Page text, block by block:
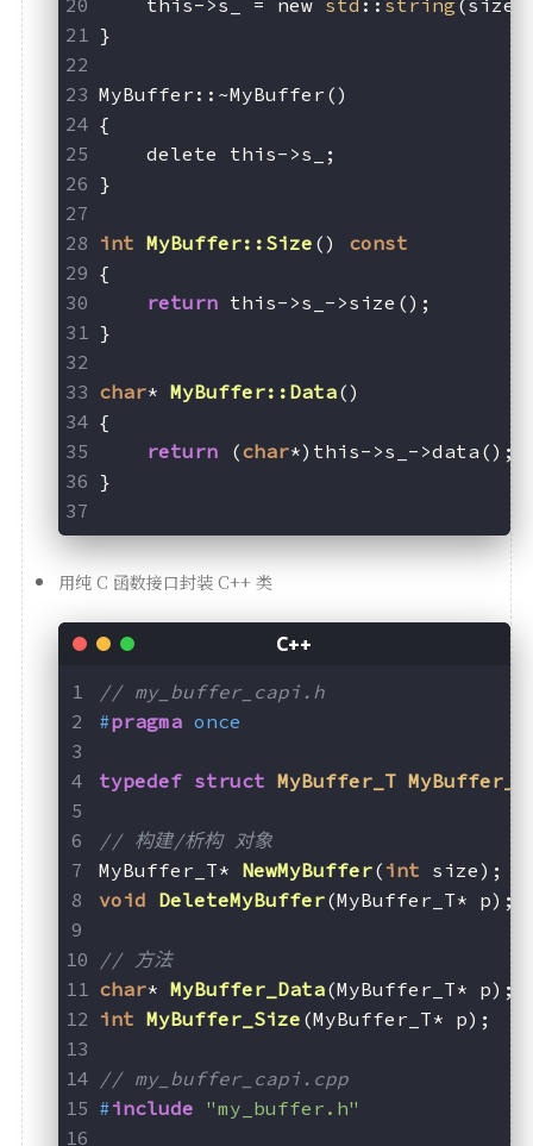
    this->s_ = new
std :: string
}
MyBuffer::~MyBuffer()
{
    delete this->s_;
}
int MyBuffer::Size ()
const
{
return this->s_->size();
}
char* MyBuffer::Data()
{
return (char*)this->s_->data();
}
用纯 C 函数接口封装 C++ 类
// my_buffer_capi.h
#pragma once
typedef struct MyBuffer_T MyBuffer_T
// 构建/析构 对象
MyBuffer_T* NewMyBuffer( int size) ;
void DeleteMyBuffer(MyBuffer_T* p) ;
// 方法
char* MyBuffer_Data(MyBuffer_T* p) ;
int MyBuffer_Size (MyBuffer_T* p) ;
// my_buffer_capi.cpp
#include "my_buffer.h"